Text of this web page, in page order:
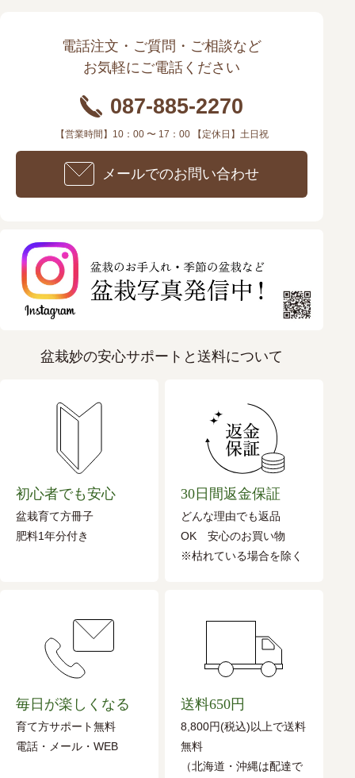
電話注文・ご質問・ご相談など
お気軽にご電話ください
087-885-2270
【営業時間】10：00 〜 17：00 【定休日】土日祝
メールでのお問い合わせ
盆栽妙の安心サポートと送料について
初心者でも安心
盆栽育て方冊子
肥料1年分付き
30日間返金保証
どんな理由でも返品
OK 安心のお買い物
※枯れている場合を除く
毎日が楽しくなる
育て方サポート無料
電話・メール・WEB
送料650円
8,800円(税込)以上で送料
無料
（北海道・沖縄は配達で